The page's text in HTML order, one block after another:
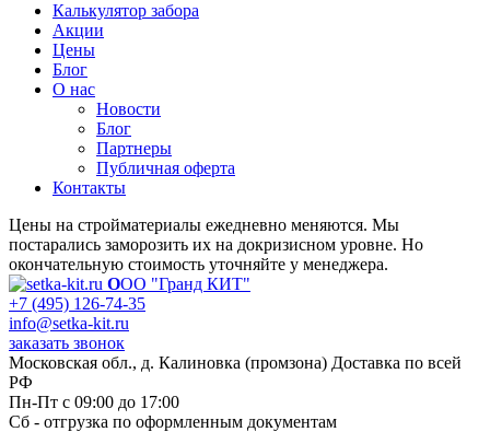
Калькулятор забора
Акции
Цены
Блог
О нас
Новости
Блог
Партнеры
Публичная оферта
Контакты
Цены на стройматериалы ежедневно меняются. Мы
постарались заморозить их на докризисном уровне. Но
окончательную стоимость уточняйте у менеджера.
ООО "Гранд КИТ"
+7 (495) 126-74-35
info@setka-kit.ru
заказать звонок
Московская обл., д. Калиновка (промзона) Доставка по всей
РФ
Пн-Пт с 09:00 до 17:00
Сб - отгрузка по оформленным документам